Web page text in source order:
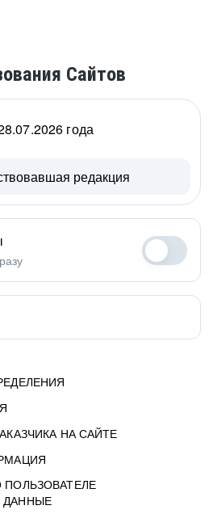
Сайтов
НА САЙТЕ
ДАННЫЕ
года
редакция